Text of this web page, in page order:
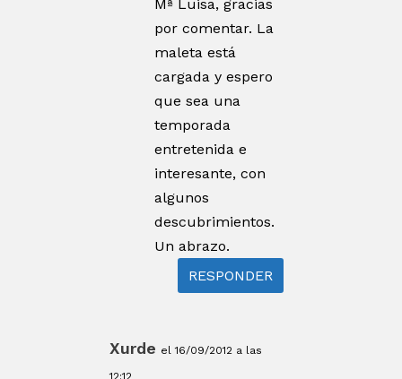
Mª Luisa, gracias
por comentar. La
maleta está
cargada y espero
que sea una
temporada
entretenida e
interesante, con
algunos
descubrimientos.
Un abrazo.
RESPONDER
Xurde el 16/09/2012 a las
12:12